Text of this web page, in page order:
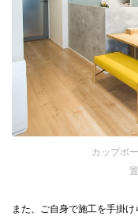
カップボ
また、ご自身で施工を手掛け